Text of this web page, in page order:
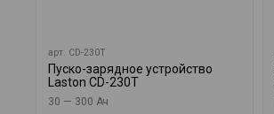
арт. CD-230T
Пуско-зарядное устройство
Laston CD-230T
30 — 300 Ач